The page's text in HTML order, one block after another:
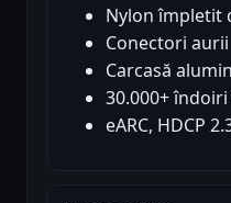
Nylon împletit
Conectori aurii
Carcasă
30.000+
eARC, HDCP